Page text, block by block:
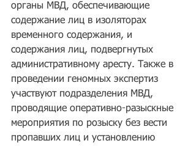
органы МВД, обеспечивающие
содержание лиц в изоляторах
временного содержания, и
содержания лиц, подвергнутых
административному аресту. Также в
проведении геномных экспертиз
участвуют подразделения МВД,
проводящие оперативно-разыскные
мероприятия по розыску без вести
пропавших лиц и установлению